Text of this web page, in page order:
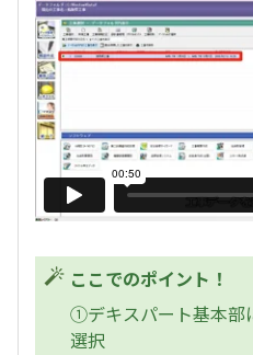
ここでのポイント！
①デキスパート基本部
選択